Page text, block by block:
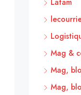
Mag &
Mag,
Mag,